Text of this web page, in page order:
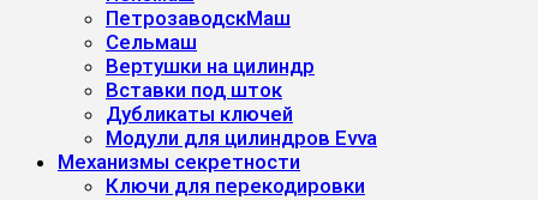
ПетрозаводскМаш
Сельмаш
Вертушки на цилиндр
Вставки под шток
Дубликаты ключей
Модули для цилиндров Evva
Механизмы секретности
Ключи для перекодировки